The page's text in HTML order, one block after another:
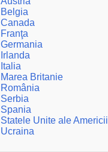
Belgia
Canada
Franţa
Germania
Irlanda
Italia
Marea Britanie
România
Serbia
Spania
Statele Unite ale Americii
Ucraina